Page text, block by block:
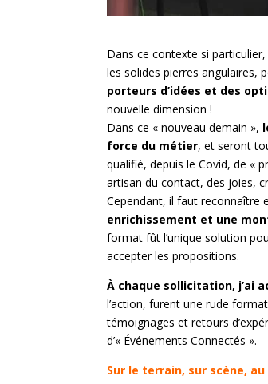
Dans ce contexte si
les solides pierres angulaires,
porteurs d’idées et des
nouvelle dimension !
Dans ce « nouveau demain »,
force du métier, et seront
qualifié, depuis le Covid, de «
artisan du contact, des joies,
Cependant, il faut reconnaître
enrichissement et une
format fût l’unique solution
accepter les propositions.
À chaque sollicitation, j’ai
l’action, furent une rude
témoignages et retours
d’« Événements Connectés ».
Sur le terrain, sur scène,